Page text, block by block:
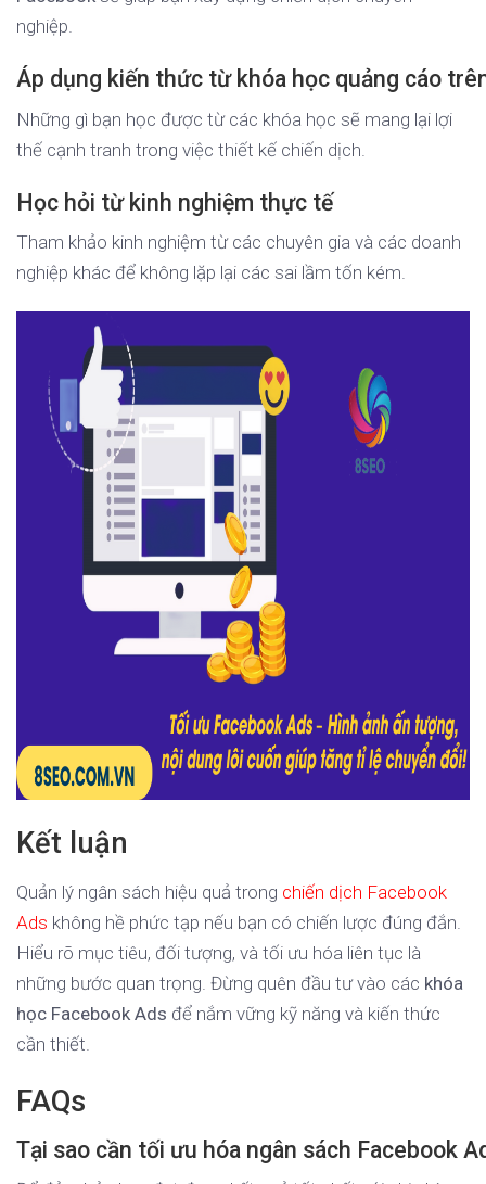
nghiệp.
Áp dụng kiến thức từ khóa học quảng cáo
Những gì bạn học được từ các khóa học sẽ mang lại lợi
thế cạnh tranh trong việc thiết kế chiến dịch.
Học hỏi từ kinh nghiệm thực tế
Tham khảo kinh nghiệm từ các chuyên gia và các doanh
nghiệp khác để không lặp lại các sai lầm tốn kém.
Kết luận
Quản lý ngân sách hiệu quả trong chiến dịch Facebook
Ads không hề phức tạp nếu bạn có chiến lược đúng đắn.
Hiểu rõ mục tiêu, đối tượng, và tối ưu hóa liên tục là
những bước quan trọng. Đừng quên đầu tư vào các khóa
học Facebook Ads để nắm vững kỹ năng và kiến thức
cần thiết.
FAQs
Tại sao cần tối ưu hóa ngân sách Facebook